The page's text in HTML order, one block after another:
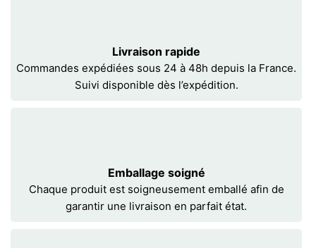
Livraison rapide
Commandes expédiées sous 24 à 48h depuis la France.
Suivi disponible dès l’expédition.
Emballage soigné
Chaque produit est soigneusement emballé afin de
garantir une livraison en parfait état.